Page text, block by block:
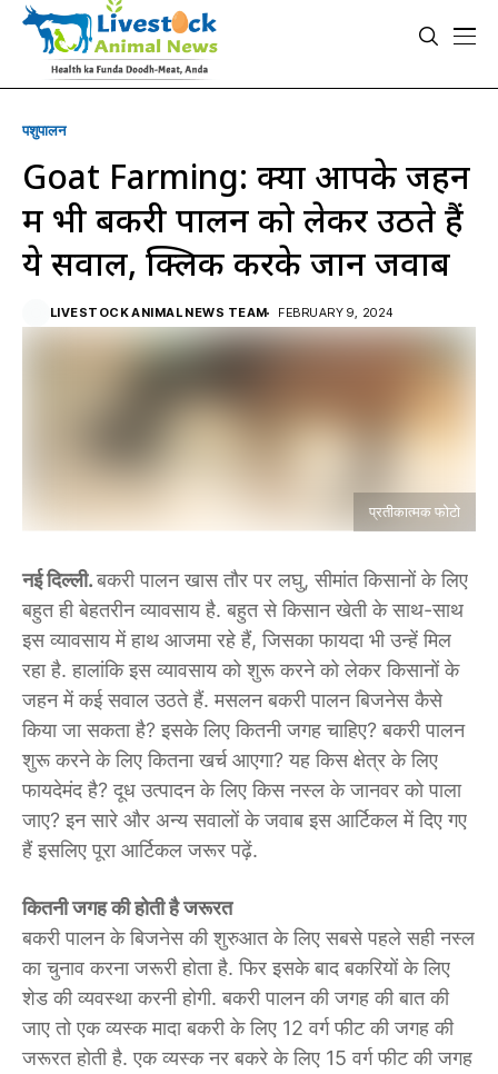
पशुपालन
Goat Farming: क्या आपके जहन
में भी बकरी पालन को लेकर उठते हैं
ये सवाल, क्लिक करके जानें जवाब
LIVESTOCK ANIMAL NEWS TEAM FEBRUARY 9, 2024
प्रतीकात्मक फोटो
नई दिल्ली.बकरी पालन खास तौर पर लघु, सीमांत किसानों के लिए
बहुत ही बेहतरीन व्यावसाय है. बहुत से किसान खेती के साथ-साथ
इस व्यावसाय में हाथ आजमा रहे हैं, जिसका फायदा भी उन्हें मिल
रहा है. हालांकि इस व्यावसाय को शुरू करने को लेकर किसानों के
जहन में कई सवाल उठते हैं. मसलन बकरी पालन बिजनेस कैसे
किया जा सकता है? इसके लिए कितनी जगह चाहिए? बकरी पालन
शुरू करने के लिए कितना खर्च आएगा? यह किस क्षेत्र के लिए
फायदेमंद है? दूध उत्पादन के लिए किस नस्ल के जानवर को पाला
जाए? इन सारे और अन्य सवालों के जवाब इस आर्टिकल में दिए गए
हैं इसलिए पूरा आर्टिकल जरूर पढ़ें.
कितनी जगह की होती है जरूरत
बकरी पालन के बिजनेस की शुरुआत के लिए सबसे पहले सही नस्ल
का चुनाव करना जरूरी होता है. फिर इसके बाद बकरियों के लिए
शेड की व्यवस्था करनी होगी. बकरी पालन की जगह की बात की
जाए तो एक व्यस्क मादा बकरी के लिए 12 वर्ग फीट की जगह की
जरूरत होती है. एक व्यस्क नर बकरे के लिए 15 वर्ग फीट की जगह